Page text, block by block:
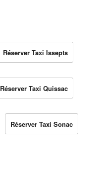
Réserver Taxi Issepts
Réserver Taxi Quissac
Réserver Taxi Sonac